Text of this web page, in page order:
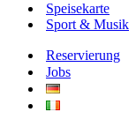
Speisekarte
Sport & Musik
Reservierung
Jobs